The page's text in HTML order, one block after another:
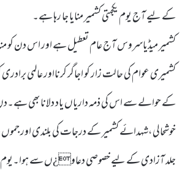
کے لیے آج یوم یکجہتی کشمیر منایا جا رہا ہے۔
کشمیر میڈیاسروس آج عام تعطیل ہے اور اس دن کو
کشمیری عوام کی حالت زار کو اجاگر کرنااور عالمی
کے حوالے سے اس کی ذمہ داریاں یاد دلانا بھی ہے۔دن
خوشحالی،شہدائے کشمیر کے درجات کی بلندی اور جموں
جلد آزادی کے لیے خصوصی دعاو¿ں سے ہوا۔یوم